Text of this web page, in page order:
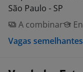
São Paulo - SP
A combinar
Vagas semelhantes